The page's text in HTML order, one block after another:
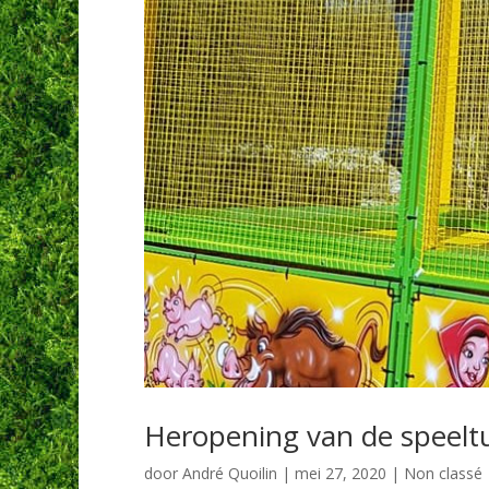
Heropening van de
door André Quoilin | mei 27, 2020 | Non classé